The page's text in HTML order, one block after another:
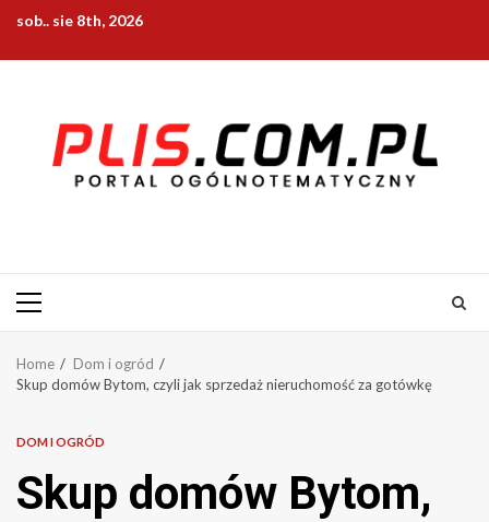
content
sob.. sie 8th, 2026
Primary
Home
Dom i ogród
Skup domów Bytom, czyli jak sprzedaż nieruchomość za gotówkę
DOM I OGRÓD
Skup domów Bytom,